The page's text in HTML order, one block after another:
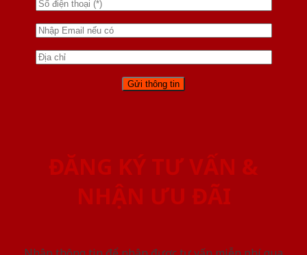
ĐĂNG KÝ TƯ VẤN &
NHẬN ƯU ĐÃI